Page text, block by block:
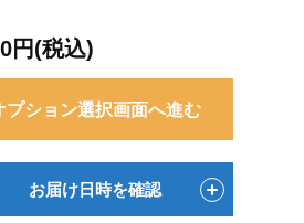
円(税込)
プション選択画面へ進む
お届け日時を確認